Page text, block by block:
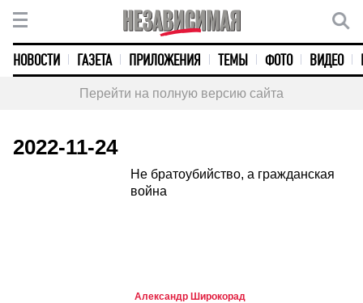
НОВОСТИ ГАЗЕТА ПРИЛОЖЕНИЯ ТЕМЫ ФОТО ВИДЕО
Перейти на полную версию сайта
2022-11-24
Не братоубийство, а гражданская
война
Александр Широкорад